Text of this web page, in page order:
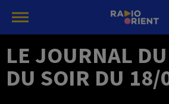
LE JOURNAL
DU SOIR DU